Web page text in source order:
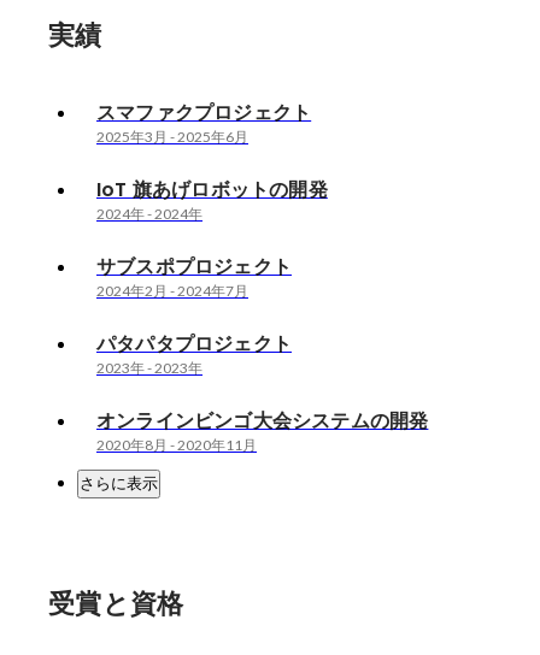
実績
スマファクプロジェクト
2025年3月 -2025年6月
IoT 旗あげロボットの開発
2024年-2024年
サブスポプロジェクト
2024年2月 -2024年7月
パタパタプロジェクト
2023年-2023年
オンラインビンゴ大会システムの開発
2020年8月 -2020年11月
さらに表示
受賞と資格